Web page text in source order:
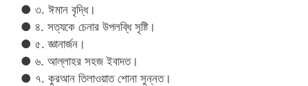
● ৩. ঈমান বৃদ্ধি।
● ৪. সত্যকে চেনার উপলব্ধি সৃষ্টি।
● ৫. জ্ঞানার্জন।
● ৬. আল্লাহর সহজ ইবাদত।
● ৭. কুরআন তিলাওয়াত শোনা সুন্নত।